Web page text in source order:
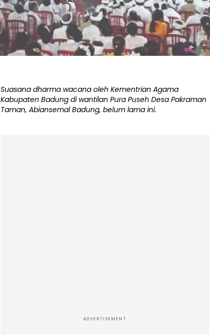
Suasana dharma wacana oleh Kementrian Agama
Kabupaten Badung di wantilan Pura Puseh Desa Pakraman
Taman, Abiansemal Badung, belum lama ini.
ADVERTISEMENT